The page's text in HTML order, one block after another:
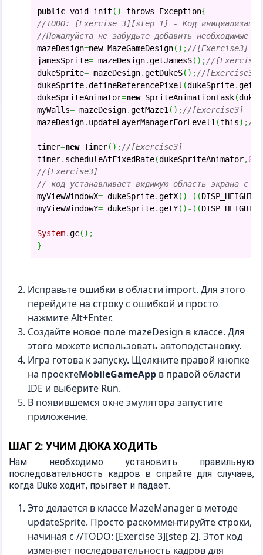
public void init ( ) throws Exception{
//TODO: [Exercise 3][step 1] - Код
//Пожалуйста не забудьте добавить необходимые
mazeDesign=new MazeGameDesign( ) ;//[Exercise3]
jamesSprite= mazeDesign.getJamesS( ) ;//
dukeSprite= mazeDesign.getDukeS( ) ;//[Exercise3]
dukeSprite.defineReferencePixel (dukeSprite.
dukeSpriteAnimator=new SpriteAnimationTask(
myWalls= mazeDesign.getMaze1 ( ) ;//[Exercise3]
mazeDesign. updateLayerManagerForLevel1 (this) ;//
timer=new Timer( ) ;//[Exercise3]
timer. scheduleAtFixedRate(dukeSpriteAnimator,0
//[Exercise3]
// код устанавливает видимую область экрана с
myViewWindowX= dukeSprite.getX( ) - ( (DISP_HEIGHT
myViewWindowY= dukeSprite.getY( ) - ( (DISP_HEIGHT
System.gc( ) ;
}
Исправьте ошибки в области import. Для этого
перейдите на строку с ошибкой и просто
нажмите Alt+Enter.
Создайте новое поле mazeDesign в классе. Для
этого можете использовать автоподстановку.
Игра готова к запуску. Щелкните правой кнопке
на проектеMobileGameApp в правой области
IDE и выберите Run.
В появившемся окне эмулятора запустите
приложение.
ШАГ 2: УЧИМ ДЮКА ХОДИТЬ
Нам необходимо установить правильную
последовательность кадров в спрайте для случаев,
когда Duke ходит, прыгает и падает.
Это делается в классе MazeManager в методе
updateSprite. Просто раскомментируйте строки,
начиная с //TODO: [Exercise 3][step 2]. Этот код
изменяет последовательность кадров для